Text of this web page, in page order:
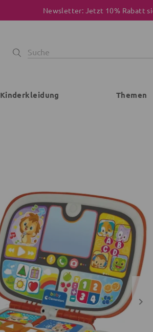
Newsletter: Jetzt 10% Rabatt
Kinderkleidung Themen